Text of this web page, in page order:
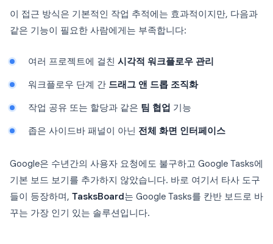
이 접근 방식은 기본적인 작업 추적에는 효과적이지만, 다음과
같은 기능이 필요한 사람에게는 부족합니다:
여러 프로젝트에 걸친 시각적 워크플로우 관리
워크플로우 단계 간 드래그 앤 드롭 조직화
작업 공유 또는 할당과 같은 팀 협업 기능
좁은 사이드바 패널이 아닌 전체 화면 인터페이스
Google은 수년간의 사용자 요청에도 불구하고 Google Tasks에
기본 보드 보기를 추가하지 않았습니다. 바로 여기서 타사 도구
들이 등장하며, TasksBoard 는 Google Tasks를 칸반 보드로 바
꾸는 가장 인기 있는 솔루션입니다.